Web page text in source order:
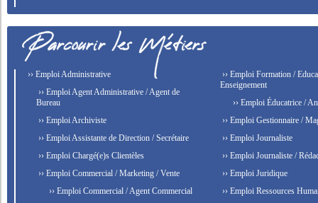
›› Emploi Administrative
›› Emploi Agent Administrative / Agent de
Bureau
›› Emploi Archiviste
›› Emploi Assistante de Direction / Secrétaire
›› Emploi Chargé(e)s Clientèles
›› Emploi Commercial / Marketing / Vente
›› Emploi Commercial / Agent Commercial
›› Emploi Formation /
Enseignement
›› Emploi Éducatrice /
›› Emploi Gestionnaire /
›› Emploi Journaliste
›› Emploi Journaliste /
›› Emploi Juridique
›› Emploi Ressources